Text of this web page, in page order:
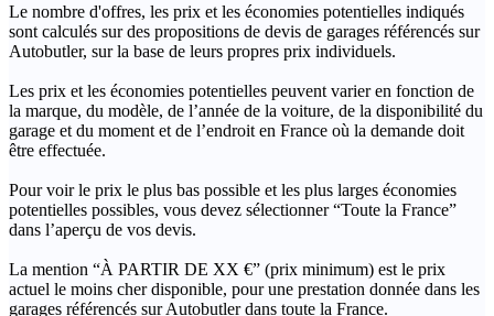
Le nombre d'offres, les prix et les économies potentielles indiqués
sont calculés sur des propositions de devis de garages référencés sur
Autobutler, sur la base de leurs propres prix individuels.
Les prix et les économies potentielles peuvent varier en fonction de
la marque, du modèle, de l’année de la voiture, de la disponibilité du
garage et du moment et de l’endroit en France où la demande doit
être effectuée.
Pour voir le prix le plus bas possible et les plus larges économies
potentielles possibles, vous devez sélectionner “Toute la France”
dans l’aperçu de vos devis.
La mention “À PARTIR DE XX €” (prix minimum) est le prix
actuel le moins cher disponible, pour une prestation donnée dans les
garages référencés sur Autobutler dans toute la France.